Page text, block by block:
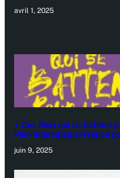
avril 1, 2025
« Ces filles qui se battent
Plan International France
juin 9, 2025